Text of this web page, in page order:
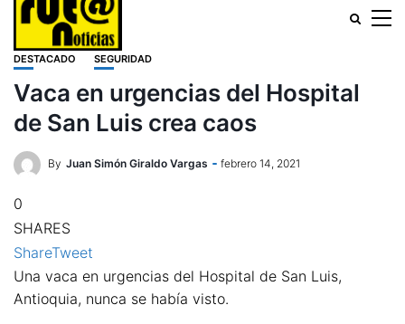
DESTACADO SEGURIDAD
Vaca en urgencias del Hospital
de San Luis crea caos
By Juan Simón Giraldo Vargas febrero 14, 2021
0
SHARES
ShareTweet
Una vaca en urgencias del Hospital de San Luis,
Antioquia, nunca se había visto.